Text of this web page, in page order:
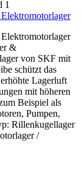
&
von SKF mit
schützt das
Lagerluft
mit höheren
Beispiel als
Pumpen,
Rillenkugellager
/